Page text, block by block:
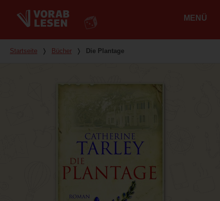
MENÜ
Du bist hier
Startseite ❭ Bücher ❭ Die Plantage